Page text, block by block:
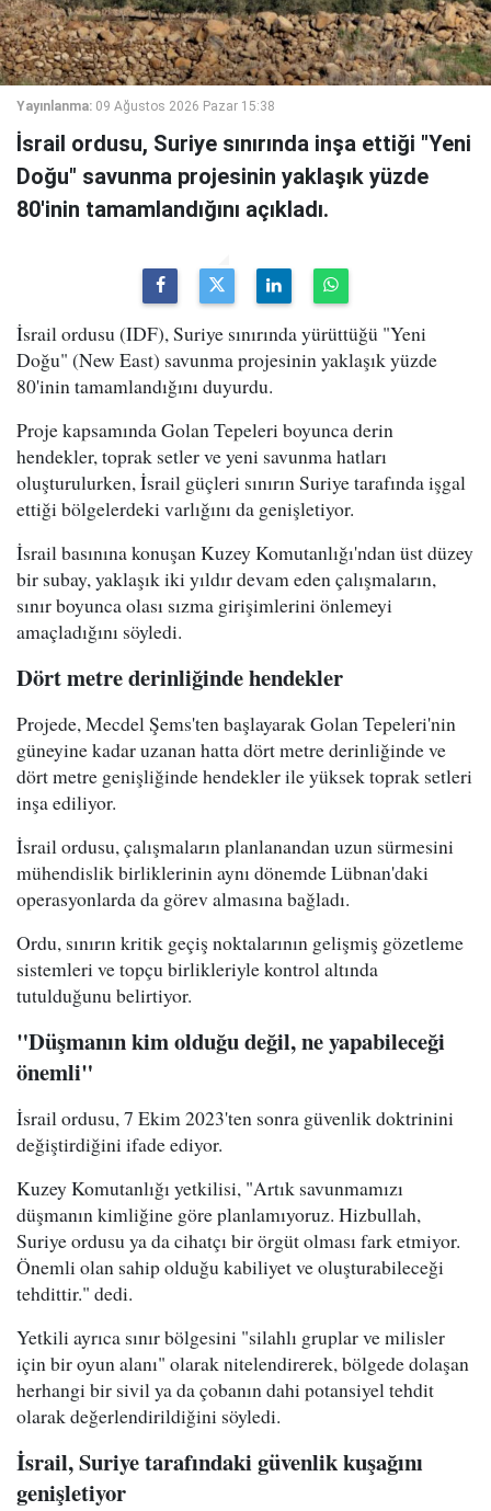
Yayınlanma: 09 Ağustos 2026 Pazar 15:38
İsrail ordusu, Suriye sınırında inşa ettiği "Yeni
Doğu" savunma projesinin yaklaşık yüzde
80'inin tamamlandığını açıkladı.
İsrail ordusu (IDF), Suriye sınırında yürüttüğü "Yeni
Doğu" (New East) savunma projesinin yaklaşık yüzde
80'inin tamamlandığını duyurdu.
Proje kapsamında Golan Tepeleri boyunca derin
hendekler, toprak setler ve yeni savunma hatları
oluşturulurken, İsrail güçleri sınırın Suriye tarafında işgal
ettiği bölgelerdeki varlığını da genişletiyor.
İsrail basınına konuşan Kuzey Komutanlığı'ndan üst düzey
bir subay, yaklaşık iki yıldır devam eden çalışmaların,
sınır boyunca olası sızma girişimlerini önlemeyi
amaçladığını söyledi.
Dört metre derinliğinde hendekler
Projede, Mecdel Şems'ten başlayarak Golan Tepeleri'nin
güneyine kadar uzanan hatta dört metre derinliğinde ve
dört metre genişliğinde hendekler ile yüksek toprak setleri
inşa ediliyor.
İsrail ordusu, çalışmaların planlanandan uzun sürmesini
mühendislik birliklerinin aynı dönemde Lübnan'daki
operasyonlarda da görev almasına bağladı.
Ordu, sınırın kritik geçiş noktalarının gelişmiş gözetleme
sistemleri ve topçu birlikleriyle kontrol altında
tutulduğunu belirtiyor.
"Düşmanın kim olduğu değil, ne yapabileceği
önemli"
İsrail ordusu, 7 Ekim 2023'ten sonra güvenlik doktrinini
değiştirdiğini ifade ediyor.
Kuzey Komutanlığı yetkilisi, "Artık savunmamızı
düşmanın kimliğine göre planlamıyoruz. Hizbullah,
Suriye ordusu ya da cihatçı bir örgüt olması fark etmiyor.
Önemli olan sahip olduğu kabiliyet ve oluşturabileceği
tehdittir." dedi.
Yetkili ayrıca sınır bölgesini "silahlı gruplar ve milisler
için bir oyun alanı" olarak nitelendirerek, bölgede dolaşan
herhangi bir sivil ya da çobanın dahi potansiyel tehdit
olarak değerlendirildiğini söyledi.
İsrail, Suriye tarafındaki güvenlik kuşağını
genişletiyor